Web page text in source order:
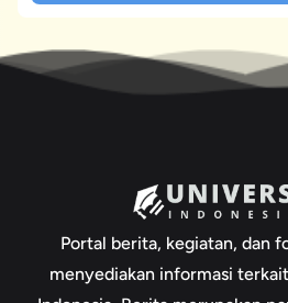
Portal berita, kegiatan, dan
menyediakan informasi